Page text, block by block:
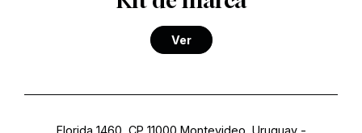
Ver
Florida 1460, CP 11000 Montevideo, Uruguay-